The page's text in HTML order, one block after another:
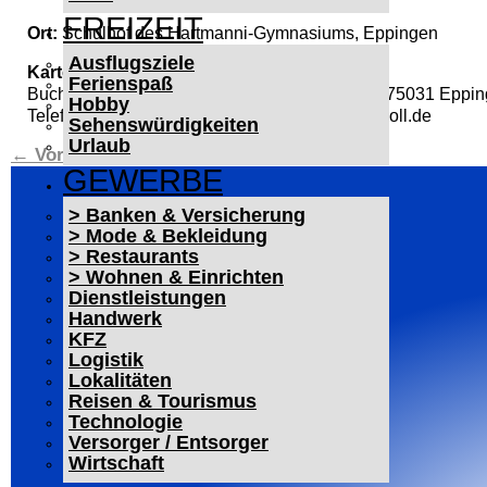
FREIZEIT
Ausflugsziele
Ferienspaß
Hobby
Sehenswürdigkeiten
Urlaub
GEWERBE
> Banken & Versicherung
> Mode & Bekleidung
> Restaurants
> Wohnen & Einrichten
Dienstleistungen
Handwerk
KFZ
Logistik
Lokalitäten
Reisen & Tourismus
Technologie
Versorger / Entsorger
Wirtschaft
Ort: Schulhof des Hartmanni-Gymnasiums, Eppingen
Kartenvorverkauf:
Buchhandlung Holl und Knoll, Brettener Str. 3, 75031
Telefon: 07262/4417, E-Mail: eppingen@hollknoll.de
← Vorheriger Beitrag